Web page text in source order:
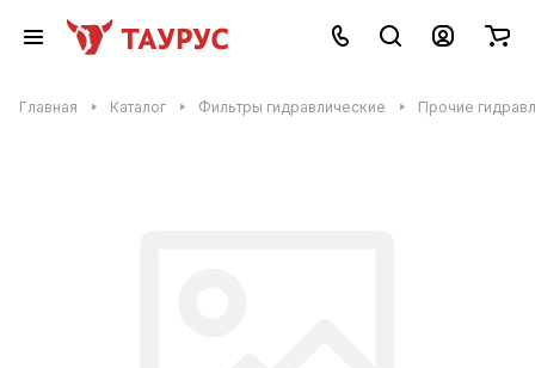
Главная Каталог Фильтры гидравлические Прочие